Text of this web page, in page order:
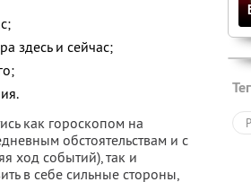
здесь и сейчас;
как гороскопом на
обстоятельствам и с
ход событий), так и
в себе сильные стороны,